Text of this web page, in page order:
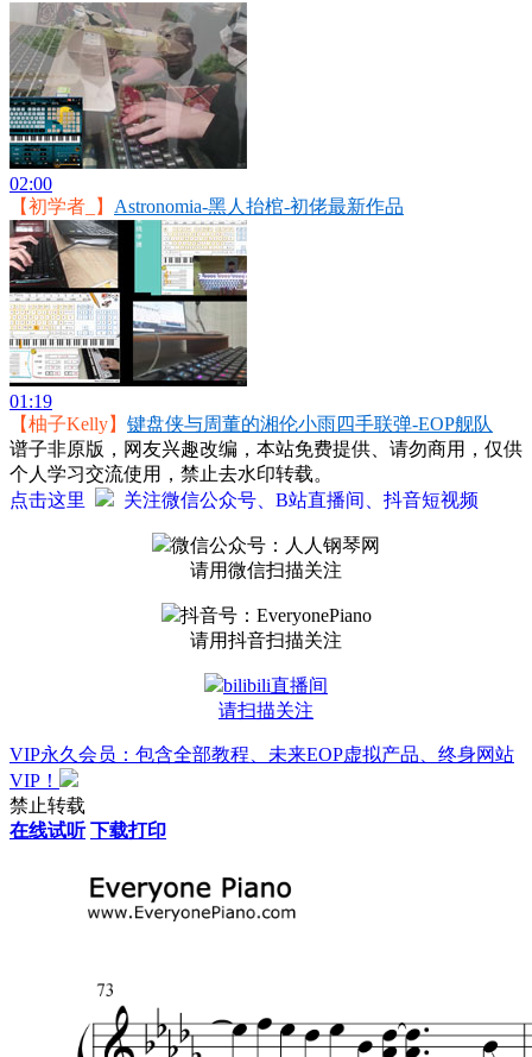
02:00
【初学者_】 Astronomia-黑人抬棺-初佬最新作品
01:19
【柚子Kelly】 键盘侠与周董的湘伦小雨四手联弹-EOP舰队
谱子非原版，网友兴趣改编，本站免费提供、请勿商用，仅供
个人学习交流使用，禁止去水印转载。
点击这里
关注微信公众号、B站直播间、抖音短视频
微信公众号：人人钢琴网
请用微信扫描关注
抖音号：EveryonePiano
请用抖音扫描关注
bilibili直播间
请扫描关注
VIP永久会员：包含全部教程、未来EOP虚拟产品、终身网站
VIP！
禁止转载
在线试听 下载打印